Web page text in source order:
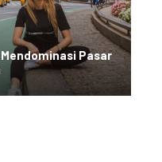
Pasar